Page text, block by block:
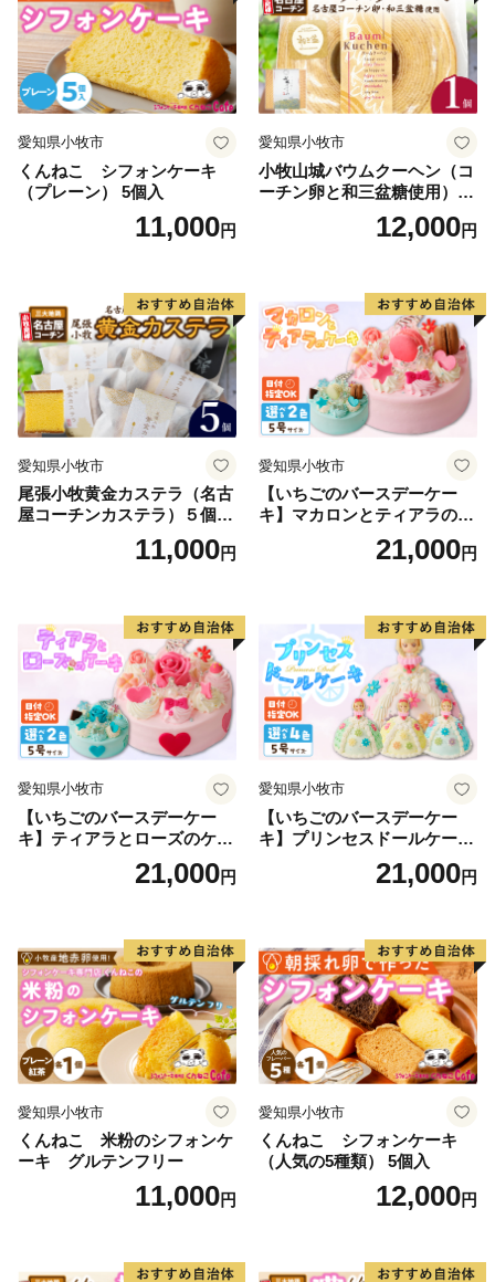
実した都市機能を有しています。現在も、埼玉県南西部
地域の中心都市として発展を続けています。
川越市は、「人がつながり、魅力があふれ、だれもが住
策を着実に進めていくことで、その実現に向けて取り組
んでいます。
ご支援をよろしくお願いします。
愛知県小牧市
くんねこ シフォンケーキ
（プレーン） 5個入
11,000円
愛知県小牧市
小牧山城バウムクーヘン（コ
ーチン卵と和三盆糖使用）
名古屋コーチン バームクー
ヘン 和三盆 小牧銘菓 バウム
12,000円
愛知県小牧市
尾張小牧黄金カステラ（名古
屋コーチンカステラ）５個入
名古屋コーチン カステラ ザ
ラメ 常温 愛知県 小牧市 アン
11,000円
愛知県小牧市
【いちごのバースデーケー
キ】マカロンとティアラのケ
ーキ スイーツ 日時指定可 デ
ザート 洋菓子 お取り寄せ 愛
デコレーションケーキ ホー
ルケーキ
21,000円
愛知県小牧市
【いちごのバースデーケー
キ】ティアラとローズのケー
キ スイーツ デザート 洋菓
子 お取り寄せ 愛知県 小牧市
レーション ホールケーキ 日
時指定可
21,000円
愛知県小牧市
【いちごのバースデーケー
キ】プリンセスドールケーキ
日時指定可 スイーツ デザー
ト 洋菓子 お取り寄せ 愛知県
デコレーションケーキ ホー
ルケーキ 人形 かわいい こど
も
21,000円
愛知県小牧市
くんねこ 米粉のシフォンケ
ーキ グルテンフリー
11,000円
愛知県小牧市
くんねこ シフォンケーキ
（人気の5種類） 5個入
12,000円